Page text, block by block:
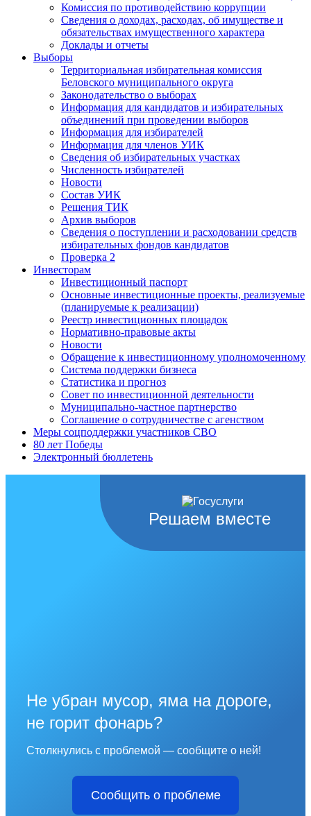
Комиссия по противодействию коррупции
Сведения о доходах, расходах, об имуществе и
обязательствах имущественного характера
Доклады и отчеты
Выборы
Территориальная избирательная комиссия
Беловского муниципального округа
Законодательство о выборах
Информация для кандидатов и избирательных
объединений при проведении выборов
Информация для избирателей
Информация для членов УИК
Сведения об избирательных участках
Численность избирателей
Новости
Состав УИК
Решения ТИК
Архив выборов
Сведения о поступлении и расходовании средств
избирательных фондов кандидатов
Проверка 2
Инвесторам
Инвестиционный паспорт
Основные инвестиционные проекты, реализуемые
(планируемые к реализации)
Реестр инвестиционных площадок
Нормативно-правовые акты
Новости
Обращение к инвестиционному уполномоченному
Система поддержки бизнеса
Статистика и прогноз
Совет по инвестиционной деятельности
Муниципально-частное партнерство
Соглашение о сотрудничестве с агенством
Меры соцподдержки участников СВО
80 лет Победы
Электронный бюллетень
Решаем вместе
Не убран мусор, яма на дороге,
не горит фонарь?
Столкнулись с проблемой — сообщите о ней!
Сообщить о проблеме